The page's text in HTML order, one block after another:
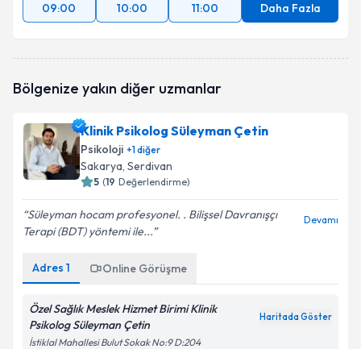
09:00
10:00 11:00 Daha Fazla
Bölgenize yakın diğer uzmanlar
Klinik Psikolog Süleyman Çetin
Psikoloji +1diğer
Sakarya, Serdivan
5 (19 Değerlendirme)
Süleyman hocam profesyonel. . Bilişsel Davranışçı
Terapi (BDT) yöntemi ile...
Devamı
Adres 1 Online Görüşme
Özel Sağlık Meslek Hizmet Birimi Klinik
Psikolog Süleyman Çetin
Haritada Göster
İstiklal Mahallesi Bulut Sokak No:9 D:204